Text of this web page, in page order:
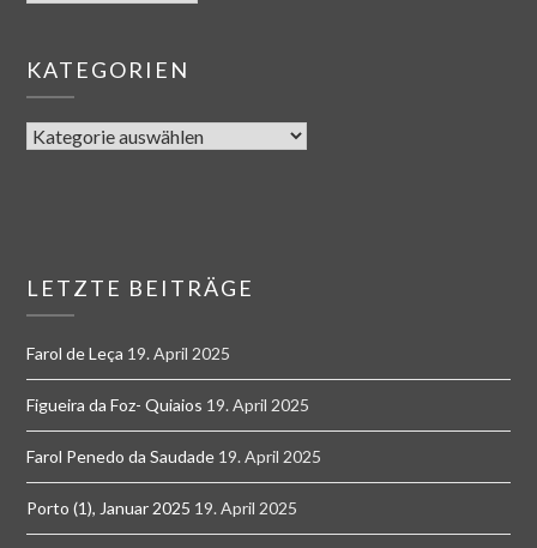
KATEGORIEN
LETZTE BEITRÄGE
Farol de Leça 19. April 2025
Figueira da Foz- Quiaios 19. April 2025
Farol Penedo da Saudade 19. April 2025
Porto (1), Januar 2025 19. April 2025